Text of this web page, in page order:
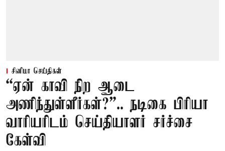
சினிமா செய்திகள்
“ஏன் காவி நிற ஆடை
அணிந்துள்ளீர்கள்?”.. நடிகை பிரியா
வாரியரிடம் செய்தியாளர் சர்ச்சை
கேள்வி